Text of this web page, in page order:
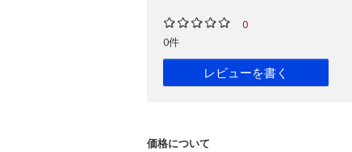
0
0件
レビューを書く
価格について